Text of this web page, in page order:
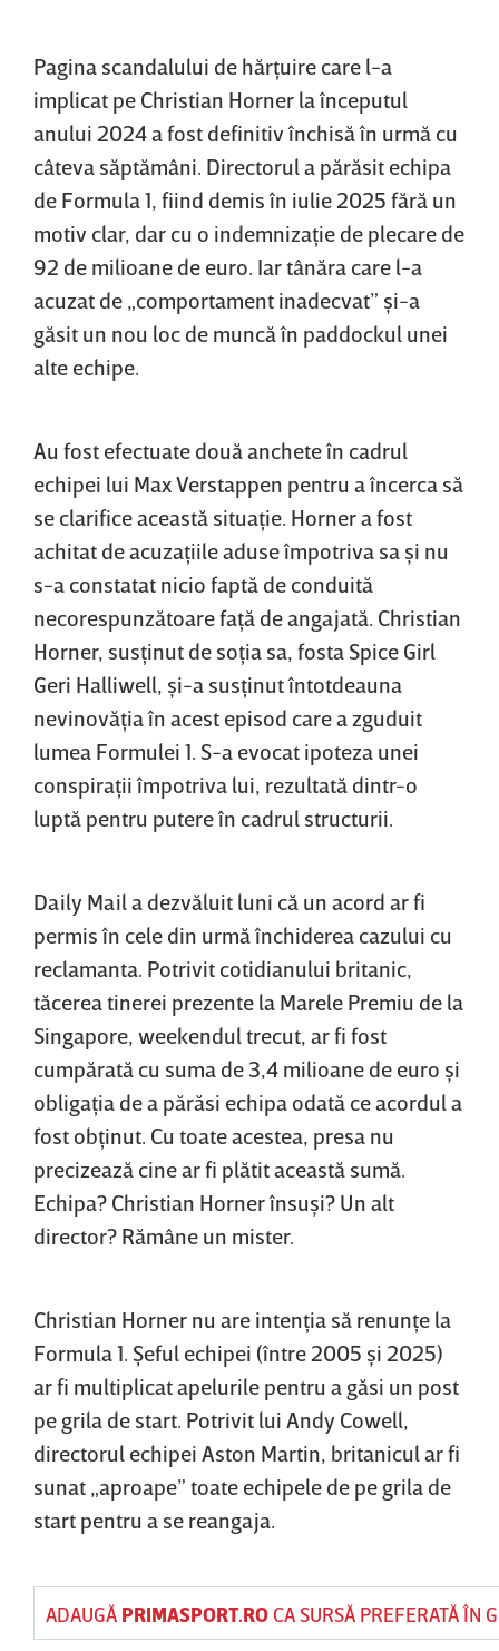
Pagina scandalului de hărţuire care l-a
implicat pe Christian Horner la începutul
anului 2024 a fost definitiv închisă în urmă cu
câteva săptămâni. Directorul a părăsit echipa
de Formula 1, fiind demis în iulie 2025 fără un
motiv clar, dar cu o indemnizaţie de plecare de
92 de milioane de euro. Iar tânăra care l-a
acuzat de „comportament inadecvat” şi-a
găsit un nou loc de muncă în paddockul unei
alte echipe.
Au fost efectuate două anchete în cadrul
echipei lui Max Verstappen pentru a încerca să
se clarifice această situaţie. Horner a fost
achitat de acuzaţiile aduse împotriva sa şi nu
s-a constatat nicio faptă de conduită
necorespunzătoare faţă de angajată. Christian
Horner, susţinut de soţia sa, fosta Spice Girl
Geri Halliwell, şi-a susţinut întotdeauna
nevinovăţia în acest episod care a zguduit
lumea Formulei 1. S-a evocat ipoteza unei
conspiraţii împotriva lui, rezultată dintr-o
luptă pentru putere în cadrul structurii.
Daily Mail a dezvăluit luni că un acord ar fi
permis în cele din urmă închiderea cazului cu
reclamanta. Potrivit cotidianului britanic,
tăcerea tinerei prezente la Marele Premiu de la
Singapore, weekendul trecut, ar fi fost
cumpărată cu suma de 3,4 milioane de euro şi
obligaţia de a părăsi echipa odată ce acordul a
fost obţinut. Cu toate acestea, presa nu
precizează cine ar fi plătit această sumă.
Echipa? Christian Horner însuşi? Un alt
director? Rămâne un mister.
Christian Horner nu are intenţia să renunţe la
Formula 1. Şeful echipei (între 2005 şi 2025)
ar fi multiplicat apelurile pentru a găsi un post
pe grila de start. Potrivit lui Andy Cowell,
directorul echipei Aston Martin, britanicul ar fi
sunat „aproape” toate echipele de pe grila de
start pentru a se reangaja.
ADAUGĂ PRIMASPORT.ROCA SURSĂ PREFERATĂ ÎN